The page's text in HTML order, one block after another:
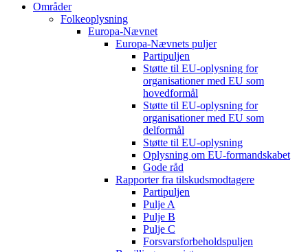
Områder
Folkeoplysning
Europa-Nævnet
Europa-Nævnets puljer
Partipuljen
Støtte til EU-oplysning for
organisationer med EU som
hovedformål
Støtte til EU-oplysning for
organisationer med EU som
delformål
Støtte til EU-oplysning
Oplysning om EU-formandskabet
Gode råd
Rapporter fra tilskudsmodtagere
Partipuljen
Pulje A
Pulje B
Pulje C
Forsvarsforbeholdspuljen